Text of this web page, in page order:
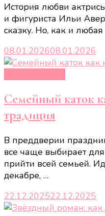
История любви
и фигуриста Ильи
сказку. Но, как и
08.01.202608.01.2026
Семейный каток
традиция
В преддверии
все чаще выбирает
прийти всей семьей.
декабре, …
22.12.202522.12.2025